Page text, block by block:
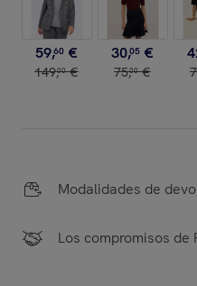
59,60 €
149,00 €
30,05 €
75,00 €
Modalidades de
Los compromisos de